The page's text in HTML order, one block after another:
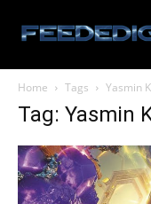
Home Tags Yasmin
Tag: Yasmin